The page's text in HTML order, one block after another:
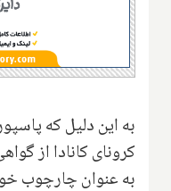
به این دلیل که
کرونای کانادا از
به عنوان چارچوب